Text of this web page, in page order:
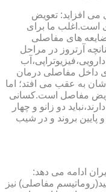
می افزاید: تعویض
است.اغلب ما برای
های مفاصلی
آرتروز در مراحل
داخل مفاصلی درمان
به عقب می افتد؛ اما
مفاصل است.کسانی
دو زانو و چهار
و پایین بروند و در شیب
ادامه می دهد:
مفاصلی) نیز